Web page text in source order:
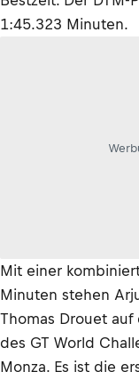
1:45.323 Minuten.
Mit einer
Minuten stehen
Thomas Drouet auf
des GT World
Monza. Es ist die